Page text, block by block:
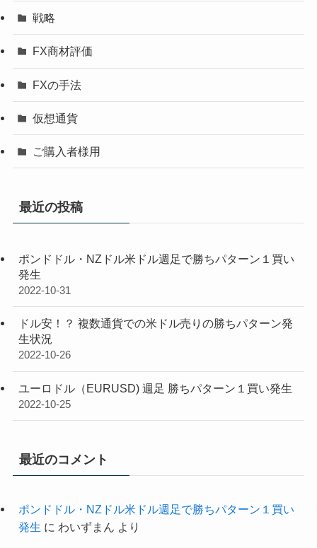
戦略
FX商材評価
FXの手法
仮想通貨
ご購入者様用
最近の投稿
ポンドドル・NZドル米ドル週足で勝ちパターン１買い
発生
2022-10-31
ドル安！？ 複数通貨での米ドル売りの勝ちパターン発
生状況
2022-10-26
ユーロドル（EURUSD) 週足 勝ちパターン１買い発生
2022-10-25
最近のコメント
ポンドドル・NZドル米ドル週足で勝ちパターン１買い
発生 に わいずまん より